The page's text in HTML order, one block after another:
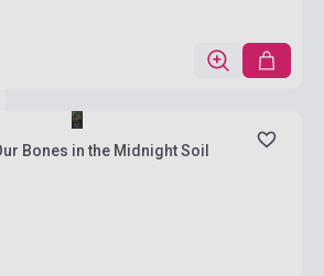
Bones in the Midnight Soil